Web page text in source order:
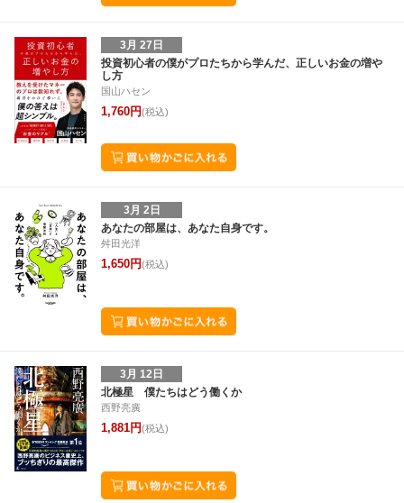
3月 27日
投資初心者の僕がプロたちから学んだ、正しいお金の増や
し方
国山ハセン
1,760円(税込)
3月 2日
あなたの部屋は、あなた自身です。
舛田光洋
1,650円(税込)
3月 12日
北極星 僕たちはどう働くか
西野亮廣
1,881円(税込)